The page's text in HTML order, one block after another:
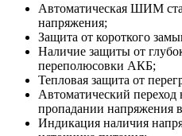
Автоматическая ШИМ
напряжения;
Защита от короткого
Наличие защиты от
переполюсовки АКБ;
Тепловая защита от
Автоматический
пропадании напряжения
Индикация наличия